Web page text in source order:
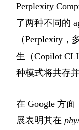
Perplexity
了两种不同的
（Perplexity
生（Copilot
种模式将共存
在 Google 方面
展表明其在